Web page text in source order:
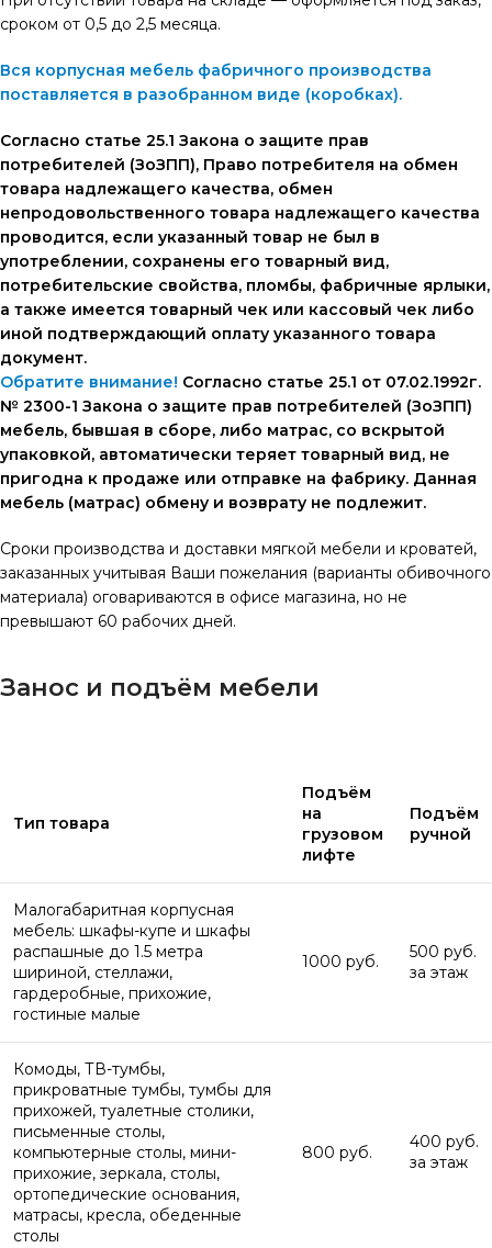
сроком от 0,5 до 2,5 месяца.
Вся корпусная мебель фабричного производства
поставляется в разобранном виде (коробках).
Согласно статье 25.1 Закона о защите прав
потребителей (ЗоЗПП), Право потребителя на обмен
товара надлежащего качества, обмен
непродовольственного товара надлежащего качества
проводится, если указанный товар не был в
употреблении, сохранены его товарный вид,
потребительские свойства, пломбы, фабричные ярлыки,
а также имеется товарный чек или кассовый чек либо
иной подтверждающий оплату указанного товара
документ.
Обратите внимание! Согласно статье 25.1 от 07.02.1992г.
№ 2300-1 Закона о защите прав потребителей (ЗоЗПП)
мебель, бывшая в сборе, либо матрас, со вскрытой
упаковкой, автоматически теряет товарный вид, не
пригодна к продаже или отправке на фабрику. Данная
мебель (матрас) обмену и возврату не подлежит.
Сроки производства и доставки мягкой мебели и кроватей,
заказанных учитывая Ваши пожелания (варианты обивочного
материала) оговариваются в офисе магазина, но не
превышают 60 рабочих дней.
Занос и подъём мебели
Тип товара
Подъём
на
грузовом
лифте
Подъём
ручной
Малогабаритная корпусная
мебель: шкафы-купе и шкафы
распашные до 1.5 метра
шириной, стеллажи,
гардеробные, прихожие,
гостиные малые
1000 руб.
500 руб.
за этаж
Комоды, ТВ-тумбы,
прикроватные тумбы, тумбы для
прихожей, туалетные столики,
письменные столы,
компьютерные столы, мини-
прихожие, зеркала, столы,
ортопедические основания,
матрасы, кресла, обеденные
столы
800 руб.
400 руб.
за этаж